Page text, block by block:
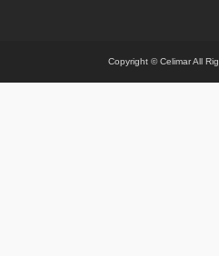
Copyright © Celimar All